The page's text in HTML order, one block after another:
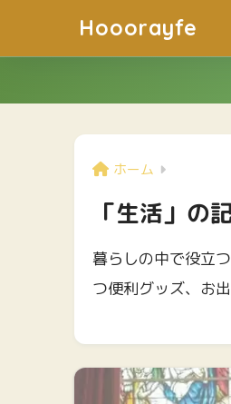
Hooorayfe
ホーム
「生活」の
暮らしの中で役立
つ便利グッズ、お